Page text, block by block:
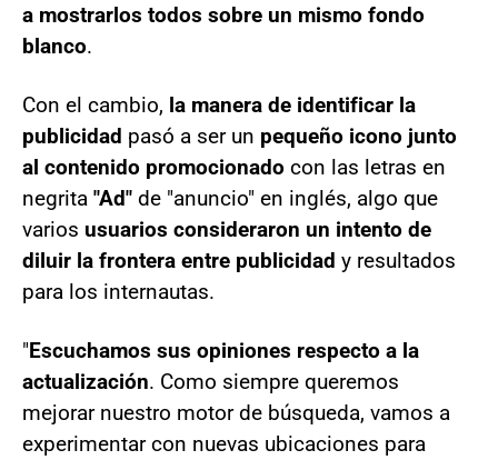
a mostrarlos todos sobre un mismo fondo
blanco.
Con el cambio, la manera de identificar la
publicidad pasó a ser un pequeño icono junto
al contenido promocionado con las letras en
negrita "Ad" de "anuncio" en inglés, algo que
varios usuarios consideraron un intento de
diluir la frontera entre publicidad y resultados
para los internautas.
"Escuchamos sus opiniones respecto a la
actualización. Como siempre queremos
mejorar nuestro motor de búsqueda, vamos a
experimentar con nuevas ubicaciones para